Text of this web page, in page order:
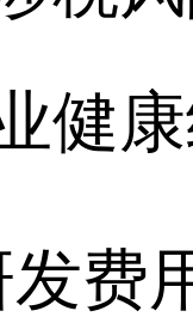
健
用